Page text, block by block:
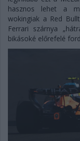
hasznos lehet a
wokingiak a Red
Ferrari szárnya
bikásoké előrefelé